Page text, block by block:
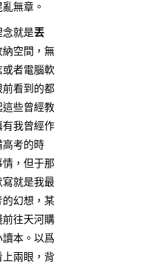
無章。
念就是丟
納空間，無
者電腦軟
看到的都
些曾經教
我曾經作
考的時
，但于那
寫就是我最
幻想，某
往天河購
本。以爲
兩眼，背